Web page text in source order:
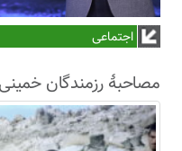
اجتماعی
سال63+فیلم